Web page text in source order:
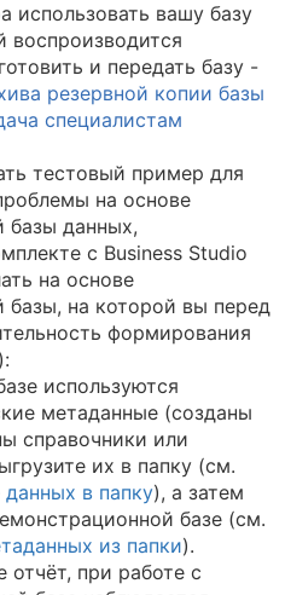
использовать вашу базу
воспроизводится
и передать базу -
резервной копии базы
специалистам
тестовый пример для
на основе
базы данных,
с Business Studio
на основе
базы, на которой вы перед
формирования
используются
метаданные (созданы
справочники или
их в папку (см.
в папку), а затем
базе (см.
из папки).
отчёт, при работе с